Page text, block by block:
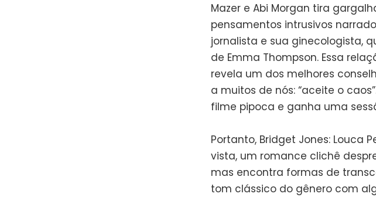
Mazer e Abi Morgan tira
pensamentos intrusivos
jornalista e sua ginecologista,
de Emma Thompson. Essa
revela um dos melhores
a muitos de nós: “aceite o
filme pipoca e ganha uma
Portanto, Bridget Jones: Louca
vista, um romance clichê
mas encontra formas de
tom clássico do gênero com